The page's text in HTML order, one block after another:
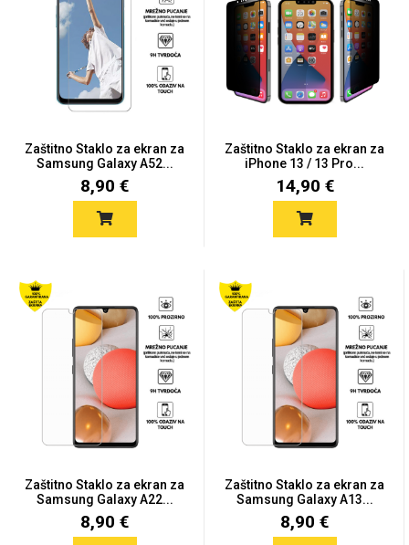
Zaštitno Staklo za ekran za
Samsung Galaxy A52...
8,90 €
Zaštitno Staklo za ekran za
iPhone 13 / 13 Pro...
14,90 €
Zaštitno Staklo za ekran za
Samsung Galaxy A22...
8,90 €
Zaštitno Staklo za ekran za
Samsung Galaxy A13...
8,90 €
Zodiac Halloween
Apstraktni motivi
Monogrami Dječji motivi